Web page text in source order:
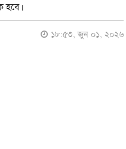
হবে।
১৮:৫৩, জুন ০১, ২০২৬